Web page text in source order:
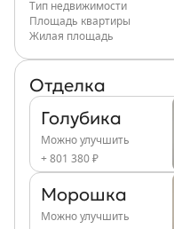
Тип недвижимости
Площадь квартиры
Жилая площадь
Отделка
Голубика
Можно улучшить
+ 801 380 ₽
Морошка
Можно улучшить